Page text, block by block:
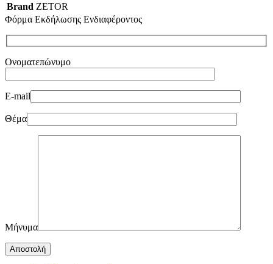
Brand ZETOR
Φόρμα Εκδήλωσης Ενδιαφέροντος
Ονοματεπώνυμο
E-mail
Θέμα
Μήνυμα